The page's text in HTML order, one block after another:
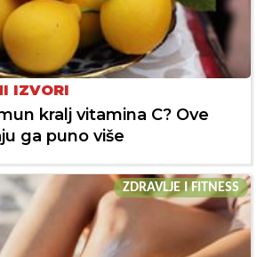
IZVORI
kralj vitamina C? Ove
ga puno više
ZDRAVLJE I FITNESS